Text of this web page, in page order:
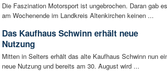
Die Faszination Motorsport ist ungebrochen. Daran gab es
am Wochenende im Landkreis Altenkirchen keinen ...
Das Kaufhaus Schwinn erhält neue
Nutzung
Mitten in Selters erhält das alte Kaufhaus Schwinn nun
neue Nutzung und bereits am 30. August wird ...